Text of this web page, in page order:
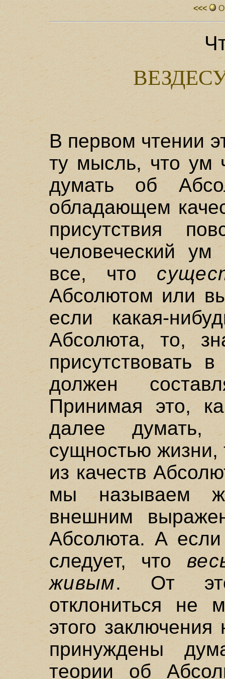
<<<
В первом чтении
ту мысль, что ум
думать об
обладающем
присутствия
человеческий
все, что
Абсолютом или
если какая-
Абсолюта, то,
присутствовать
должен
Принимая это,
далее думать,
сущностью жизни,
из качеств
мы называем
внешним
Абсолюта. А
следует, что
живым. От
отклониться не
этого
принуждены
теории об